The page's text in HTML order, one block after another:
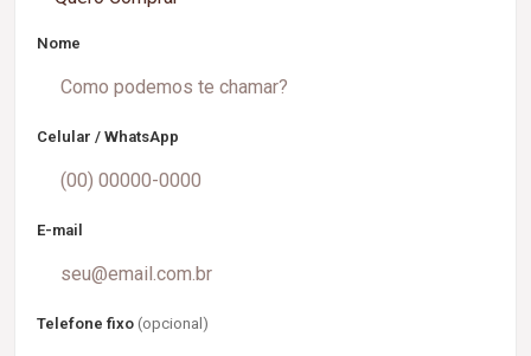
Nome
Celular / WhatsApp
E-mail
Telefone fixo (opcional)